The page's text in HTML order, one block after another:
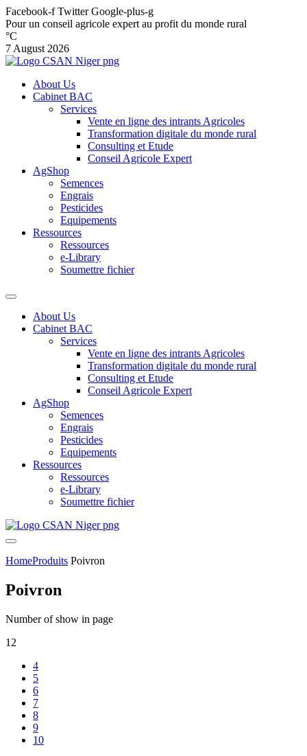
Facebook-f Twitter Google-plus-g
Pour un conseil agricole expert au profit du monde rural
°C
7 August 2026
About Us
Cabinet BAC
Services
Vente en ligne des intrants Agricoles
Transformation digitale du monde rural
Consulting et Etude
Conseil Agricole Expert
AgShop
Semences
Engrais
Pesticides
Equipements
Ressources
Ressources
e-Library
Soumettre fichier
About Us
Cabinet BAC
Services
Vente en ligne des intrants Agricoles
Transformation digitale du monde rural
Consulting et Etude
Conseil Agricole Expert
AgShop
Semences
Engrais
Pesticides
Equipements
Ressources
Ressources
e-Library
Soumettre fichier
HomeProduits Poivron
Poivron
Number of show in page
12
4
5
6
7
8
9
10